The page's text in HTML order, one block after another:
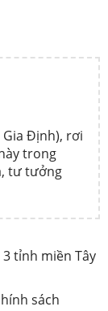
Gia Định), rơi
trong
tư tưởng
tỉnh miền Tây
sách